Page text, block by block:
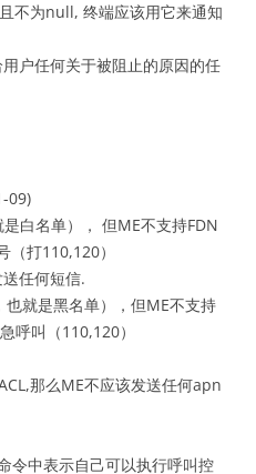
不为null, 终端应该用它来通知
户任何关于被阻止的原因的任
09)
白名单）， 但ME不支持FDN
打110,120）
任何短信.
就是黑名单），但ME不支持
呼叫（110,120）
那么ME不应该发送任何apn
令中表示自己可以执行呼叫控